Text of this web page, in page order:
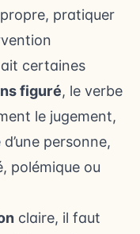
pratiquer
certaines
figuré, le verbe
le jugement,
personne,
polémique ou
claire, il faut